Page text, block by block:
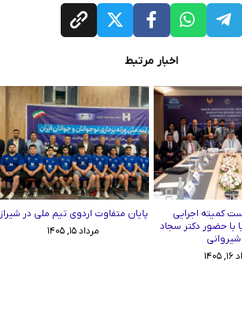
اخبار مرتبط
کمیته اجرایی
با حضور دکتر سجاد
پایان متفاوت اردوی تیم ملی در شیراز
مرداد ۱۵, ۱۴۰۵